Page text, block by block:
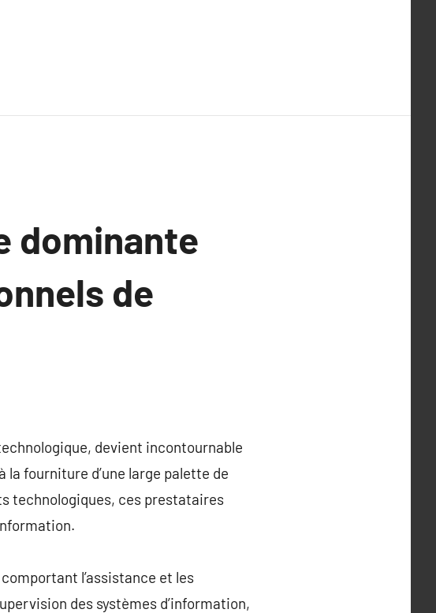
dominante
de
devient incontournable
fourniture d’une large palette de
technologiques, ces prestataires
l’assistance et les
des systèmes d’information,